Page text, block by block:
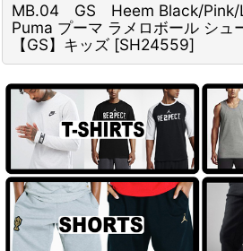
MB.04 GS Heem Black/Pink/
Puma プーマ ラメロボール シュ
【GS】キッズ [SH24559]